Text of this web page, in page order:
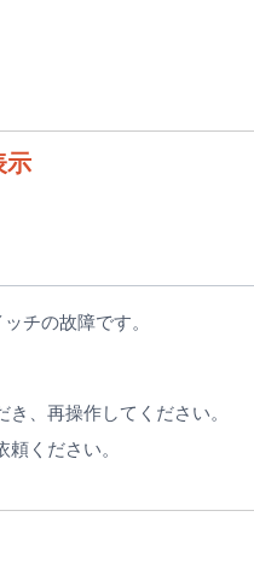
示
チの故障です。
、再操作してください。
ください。